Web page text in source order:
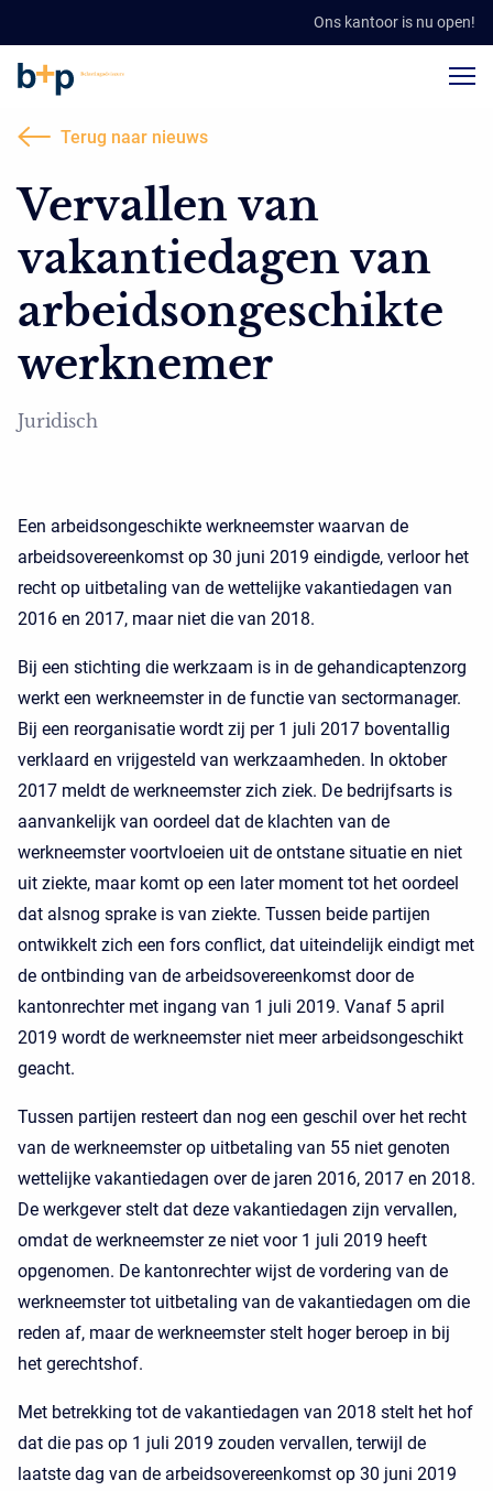
Ons kantoor is nu open!
Terug naar nieuws
Vervallen van
vakantiedagen van
arbeidsongeschikte
werknemer
Juridisch
Een arbeidsongeschikte werkneemster waarvan de
arbeidsovereenkomst op 30 juni 2019 eindigde, verloor het
recht op uitbetaling van de wettelijke vakantiedagen van
2016 en 2017, maar niet die van 2018.
Bij een stichting die werkzaam is in de gehandicaptenzorg
werkt een werkneemster in de functie van sectormanager.
Bij een reorganisatie wordt zij per 1 juli 2017 boventallig
verklaard en vrijgesteld van werkzaamheden. In oktober
2017 meldt de werkneemster zich ziek. De bedrijfsarts is
aanvankelijk van oordeel dat de klachten van de
werkneemster voortvloeien uit de ontstane situatie en niet
uit ziekte, maar komt op een later moment tot het oordeel
dat alsnog sprake is van ziekte. Tussen beide partijen
ontwikkelt zich een fors conflict, dat uiteindelijk eindigt met
de ontbinding van de arbeidsovereenkomst door de
kantonrechter met ingang van 1 juli 2019. Vanaf 5 april
2019 wordt de werkneemster niet meer arbeidsongeschikt
geacht.
Tussen partijen resteert dan nog een geschil over het recht
van de werkneemster op uitbetaling van 55 niet genoten
wettelijke vakantiedagen over de jaren 2016, 2017 en 2018.
De werkgever stelt dat deze vakantiedagen zijn vervallen,
omdat de werkneemster ze niet voor 1 juli 2019 heeft
opgenomen. De kantonrechter wijst de vordering van de
werkneemster tot uitbetaling van de vakantiedagen om die
reden af, maar de werkneemster stelt hoger beroep in bij
het gerechtshof.
Met betrekking tot de vakantiedagen van 2018 stelt het hof
dat die pas op 1 juli 2019 zouden vervallen, terwijl de
laatste dag van de arbeidsovereenkomst op 30 juni 2019